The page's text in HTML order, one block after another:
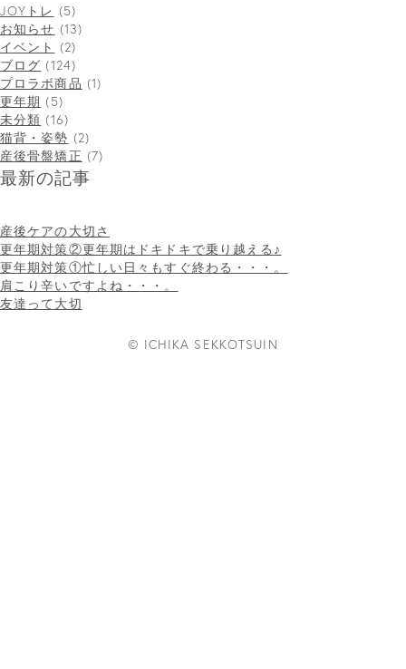
JOYトレ (5)
お知らせ (13)
イベント (2)
ブログ (124)
プロラボ商品 (1)
更年期 (5)
未分類 (16)
猫背・姿勢 (2)
産後骨盤矯正 (7)
最新の記事
産後ケアの大切さ
更年期対策②更年期はドキドキで乗り越える♪
更年期対策①忙しい日々もすぐ終わる・・・。
肩こり辛いですよね・・・。
友達って大切
© ICHIKA SEKKOTSUIN